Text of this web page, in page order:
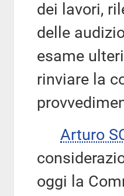
dei lavori,
delle
esame
rinviare la
Arturo
oggi la